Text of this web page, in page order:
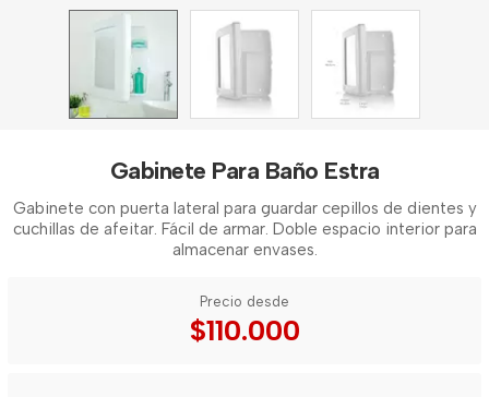
Gabinete Para Baño Estra
Gabinete con puerta lateral para guardar cepillos de dientes y
cuchillas de afeitar. Fácil de armar. Doble espacio interior para
almacenar envases.
Precio desde
$110.000